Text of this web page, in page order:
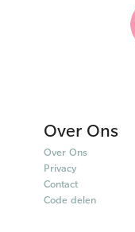
Over Ons
Over Ons
Privacy
Contact
Code delen